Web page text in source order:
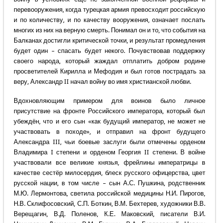
перевооружения, когда турецкая армия превосходит российскую
и по количеству, и по качеству вооружения, означает послать
многих из них на верную смерть. Понимал он и то, что события на
Балканах достигли критической точки, и результат промедления
будет один – спасать будет некого. Почувствовав поддержку
своего народа, который жаждал отплатить добром родине
просветителей Кирилла и Мефодия и был готов пострадать за
веру, Александр II начал войну во имя христианской любви.
Вдохновляющим примером для воинов было личное
присутствие на фронте Российского императора, который был
убеждён, что и его сын «как будущий император, не может не
участвовать в походе», и отправил на фронт будущего
Александра III, чьи боевые заслуги были отмечены орденом
Владимира I степени и орденом Георгия II степени. В войне
участвовали все великие князья, фрейлины императрицы в
качестве сестёр милосердия, блеск русского офицерства, цвет
русской нации, в том числе – сын А.С. Пушкина, родственник
М.Ю. Лермонтова, светила российской медицины Н.И. Пирогов,
Н.В. Склифосовский, С.П. Боткин, В.М. Бехтерев, художники В.В.
Верещагин, В.Д. Поленов, К.Е. Маковский, писатели В.И.